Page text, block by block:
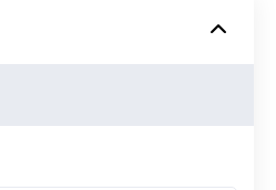
雲端硬碟